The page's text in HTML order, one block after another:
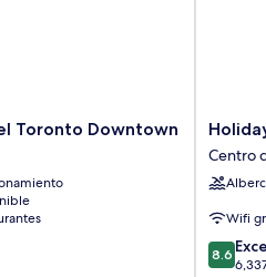
Toronto Downtown
Holiday
Inn
Toronto
by
IHG
Centro
Centro
Wifi
8.6
de
8.6